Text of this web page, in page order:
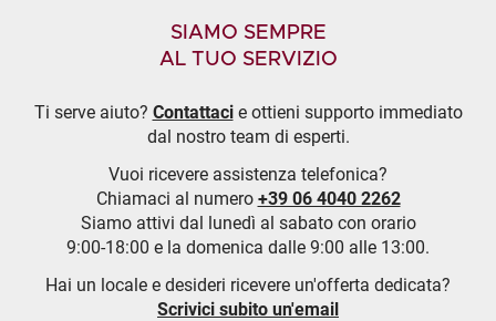
SIAMO SEMPRE
AL TUO SERVIZIO
Ti serve aiuto? Contattacie ottieni supporto immediato
dal nostro team di esperti.
Vuoi ricevere assistenza telefonica?
Chiamaci al numero +39 06 4040 2262
Siamo attivi dal lunedì al sabato con orario
9:00-18:00 e la domenica dalle 9:00 alle 13:00.
Hai un locale e desideri ricevere un'offerta dedicata?
Scrivici subito un'email